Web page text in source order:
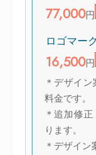
77,000円
ロゴマー
16,500円
＊デザイ
料金です。
＊追加修
ります。
＊デザイ